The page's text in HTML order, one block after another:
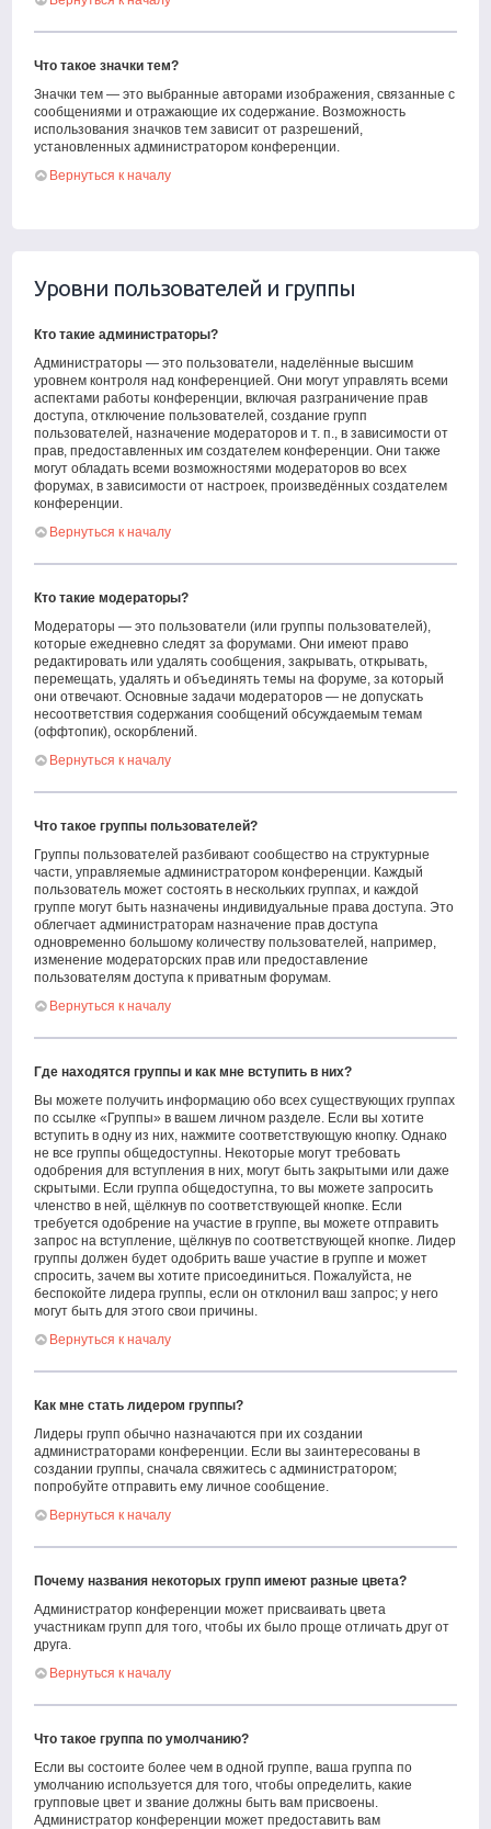
Что такое значки тем?
Значки тем — это выбранные авторами изображения, связанные с
сообщениями и отражающие их содержание. Возможность
использования значков тем зависит от разрешений,
установленных администратором конференции.
Вернуться к началу
Уровни пользователей и группы
Кто такие администраторы?
Администраторы — это пользователи, наделённые высшим
уровнем контроля над конференцией. Они могут управлять всеми
аспектами работы конференции, включая разграничение прав
доступа, отключение пользователей, создание групп
пользователей, назначение модераторов и т. п., в зависимости от
прав, предоставленных им создателем конференции. Они также
могут обладать всеми возможностями модераторов во всех
форумах, в зависимости от настроек, произведённых создателем
конференции.
Вернуться к началу
Кто такие модераторы?
Модераторы — это пользователи (или группы пользователей),
которые ежедневно следят за форумами. Они имеют право
редактировать или удалять сообщения, закрывать, открывать,
перемещать, удалять и объединять темы на форуме, за который
они отвечают. Основные задачи модераторов — не допускать
несоответствия содержания сообщений обсуждаемым темам
(оффтопик), оскорблений.
Вернуться к началу
Что такое группы пользователей?
Группы пользователей разбивают сообщество на структурные
части, управляемые администратором конференции. Каждый
пользователь может состоять в нескольких группах, и каждой
группе могут быть назначены индивидуальные права доступа. Это
облегчает администраторам назначение прав доступа
одновременно большому количеству пользователей, например,
изменение модераторских прав или предоставление
пользователям доступа к приватным форумам.
Вернуться к началу
Где находятся группы и как мне вступить в них?
Вы можете получить информацию обо всех существующих группах
по ссылке «Группы» в вашем личном разделе. Если вы хотите
вступить в одну из них, нажмите соответствующую кнопку. Однако
не все группы общедоступны. Некоторые могут требовать
одобрения для вступления в них, могут быть закрытыми или даже
скрытыми. Если группа общедоступна, то вы можете запросить
членство в ней, щёлкнув по соответствующей кнопке. Если
требуется одобрение на участие в группе, вы можете отправить
запрос на вступление, щёлкнув по соответствующей кнопке. Лидер
группы должен будет одобрить ваше участие в группе и может
спросить, зачем вы хотите присоединиться. Пожалуйста, не
беспокойте лидера группы, если он отклонил ваш запрос; у него
могут быть для этого свои причины.
Вернуться к началу
Как мне стать лидером группы?
Лидеры групп обычно назначаются при их создании
администраторами конференции. Если вы заинтересованы в
создании группы, сначала свяжитесь с администратором;
попробуйте отправить ему личное сообщение.
Вернуться к началу
Почему названия некоторых групп имеют разные цвета?
Администратор конференции может присваивать цвета
участникам групп для того, чтобы их было проще отличать друг от
друга.
Вернуться к началу
Что такое группа по умолчанию?
Если вы состоите более чем в одной группе, ваша группа по
умолчанию используется для того, чтобы определить, какие
групповые цвет и звание должны быть вам присвоены.
Администратор конференции может предоставить вам